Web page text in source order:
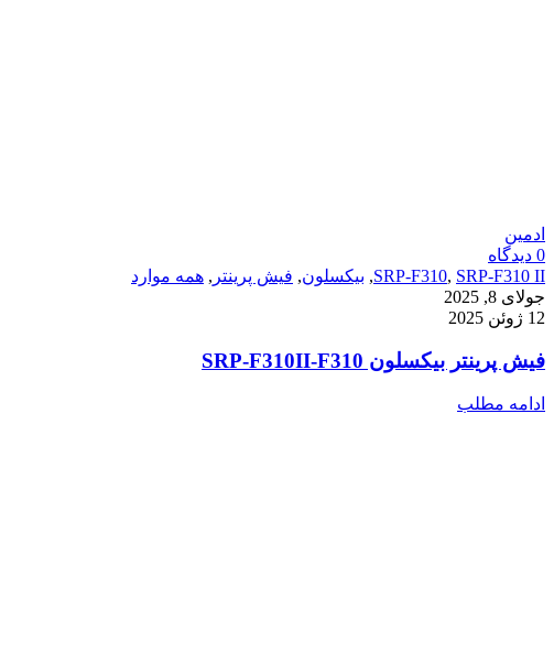
ادمین
0 دیدگاه
SRP-F310, SRP-F310 II
, بیکسلون, فیش پرینتر , همه موارد
جولای 8, 2025
12 ژوئن 2025
فیش پرینتر بیکسلون SRP-F310II-F310
ادامه مطلب